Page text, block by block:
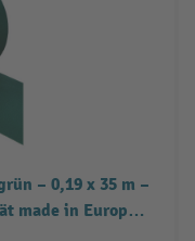
– 0,19 x 35 m –
made in Europe –